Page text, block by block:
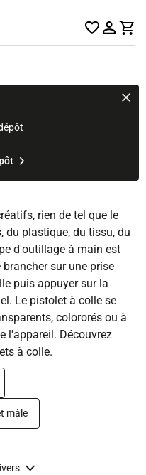
rien de tel que le
du plastique, du tissu, du
d'outillage à main est
sur une prise
puis appuyer sur la
Le pistolet à colle se
colororés ou à
l'appareil. Découvrez
à colle.
mâle